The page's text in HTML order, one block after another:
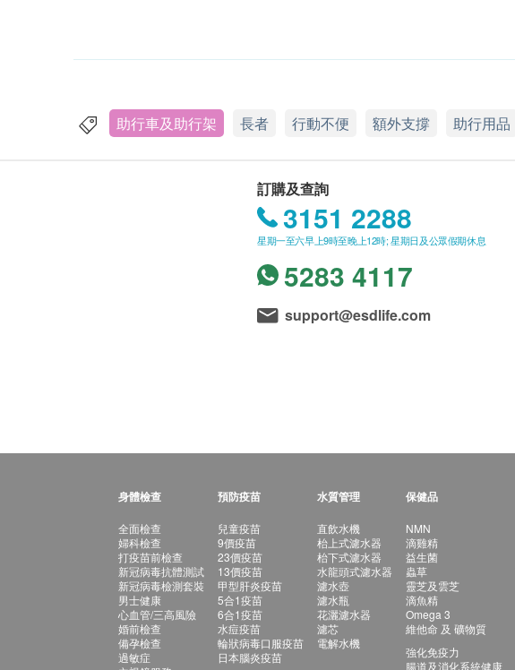
助行車及助行架 長者 行動不便 額外支撐 助行用品
訂購及查詢
3151 2288
星期一至六早上9時至晚上12時; 星期日及公眾假期休息
5283 4117
support@esdlife.com
身體檢查
全面檢查
婦科檢查
打疫苗前檢查
新冠病毒抗體測試
新冠病毒檢測套裝
男士健康
心血管/三高風險
婚前檢查
備孕檢查
過敏症
預防疫苗
兒童疫苗
9價疫苗
23價疫苗
13價疫苗
甲型肝炎疫苗
5合1疫苗
6合1疫苗
水痘疫苗
輪狀病毒口服疫苗
日本腦炎疫苗
水質管理
直飲水機
枱上式濾水器
枱下式濾水器
水龍頭式濾水器
濾水壺
濾水瓶
花灑濾水器
濾芯
電解水機
保健品
NMN
滴雞精
益生菌
蟲草
靈芝及雲芝
滴魚精
Omega 3
維他命 及 礦物質
強化免疫力
腸道及消化系統健康